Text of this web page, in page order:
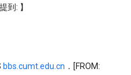
到: 】
bbs.cumt.edu.cn ．[FROM: